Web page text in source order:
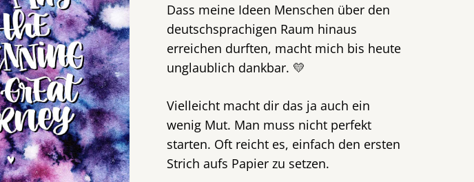
Dass meine Ideen Menschen über den
deutschsprachigen Raum hinaus
erreichen durften, macht mich bis heute
unglaublich dankbar. 💛
Vielleicht macht dir das ja auch ein
wenig Mut. Man muss nicht perfekt
starten. Oft reicht es, einfach den ersten
Strich aufs Papier zu setzen.